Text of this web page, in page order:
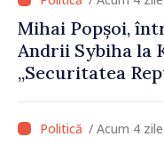
Mihai Popșoi,
Andrii Sybiha la
„Securitatea
de securitatea
/ Acum 4 zile